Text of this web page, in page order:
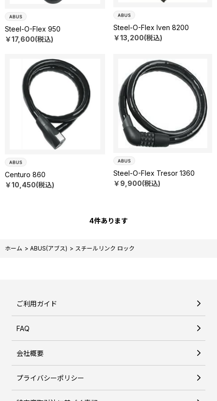
Steel-O-Flex 950
￥17,600(税込)
Steel-O-Flex Iven 8200
￥13,200(税込)
Centuro 860
￥10,450(税込)
Steel-O-Flex Tresor 1360
￥9,900(税込)
4件あります
ホーム > ABUS(アブス) > スチールリンク ロック
ご利用ガイド
FAQ
会社概要
プライバシーポリシー